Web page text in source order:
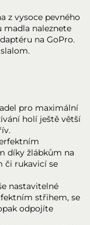
z vysoce pevného
madla naleznete
na GoPro.
pro maximální
holí ještě větší
díky žlábkům na
či rukavicí se
nastavitelné
střihem, se
odpojíte